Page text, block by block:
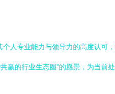
人专业能力与领导力的高度认可
赢的行业生态圈”的愿景，为当前